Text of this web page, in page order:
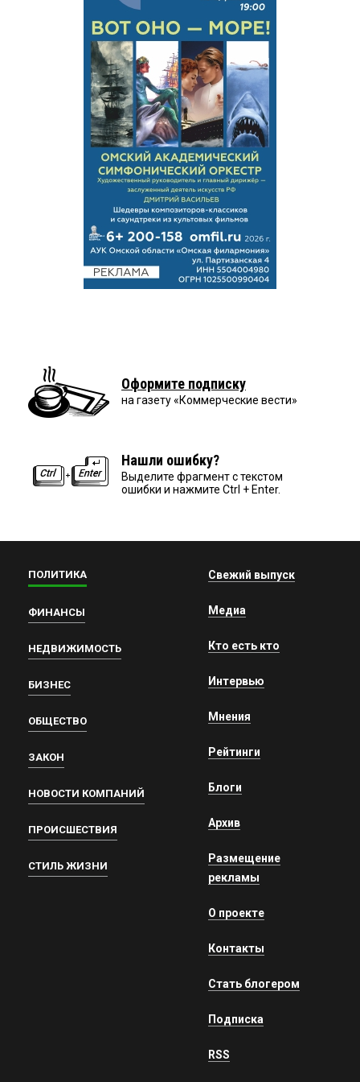
Оформите подписку
на газету «Коммерческие вести»
Нашли ошибку?
Выделите фрагмент с текстом
ошибки и нажмите Ctrl + Enter.
ПОЛИТИКА
ФИНАНСЫ
НЕДВИЖИМОСТЬ
БИЗНЕС
ОБЩЕСТВО
ЗАКОН
НОВОСТИ КОМПАНИЙ
ПРОИСШЕСТВИЯ
СТИЛЬ ЖИЗНИ
Свежий выпуск
Медиа
Кто есть кто
Интервью
Мнения
Рейтинги
Блоги
Архив
Размещение
рекламы
О проекте
Контакты
Стать блогером
Подписка
RSS